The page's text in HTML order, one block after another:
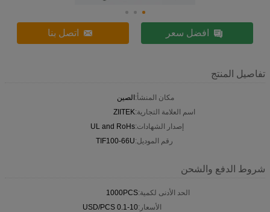
افضل سعر اتصل بنا
تفاصيل المنتج
مكان المنشأ:الصين
اسم العلامة التجارية:ZIITEK
إصدار الشهادات:UL and RoHs
رقم الموديل:TIF100-66U
شروط الدفع والشحن
الحد الأدنى لكمية:1000PCS
الأسعار:0.1-10 USD/PCS